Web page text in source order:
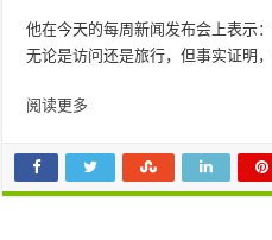
他在今天的每周新闻发布会上表示
无论是访问还是旅行，但事实证明
阅读更多